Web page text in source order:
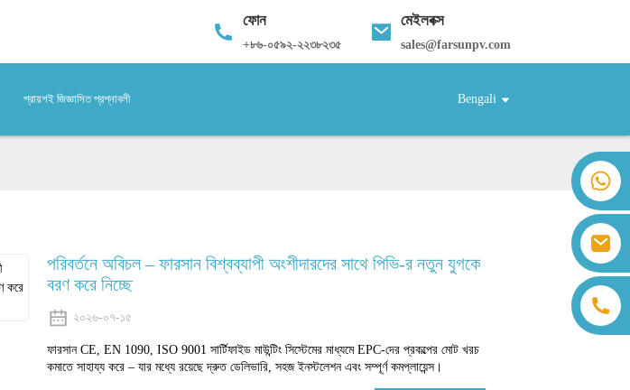
ফোন
+৮৬-০৫৯২-২২৩৮২৩৫
মেইলবক্স
sales@farsunpv.com
প্রায়শই জিজ্ঞাসিত প্রশ্নাবলী Bengali
sanborn.guo@farsunpv.com
পরিবর্তনে অবিচল – ফারসান বিশ্বব্যাপী অংশীদারদের সাথে পিভি-র নতুন যুগকে
বরণ করে নিচ্ছে
২০২৬-০৭-১৫
ফারসান CE, EN 1090, ISO 9001 সার্টিফাইড মাউন্টিং সিস্টেমের মাধ্যমে EPC-দের প্রকল্পের মোট খরচ
কমাতে সাহায্য করে – যার মধ্যে রয়েছে দ্রুত ডেলিভারি, সহজ ইনস্টলেশন এবং সম্পূর্ণ কমপ্লায়েন্স।